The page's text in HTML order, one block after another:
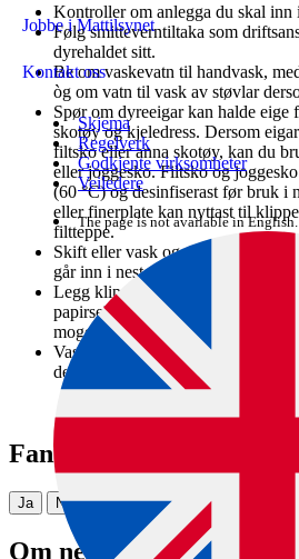
Jobbe i Mattilsynet
Kontakt oss
Skjema
Regelverk
Godkjente virksomheter
Veiledere
The page is not available in English.
Kontroller om anlegga du skal inn
Følg smitteverntiltaka som
dyrehaldet sitt.
Be om vaskevatn til handvask,
òg om vatn til vask av støvlar
Spør om dyreeigar kan halde eige
skotøy og kjeledress. Dersom
filtsko eller anna skotøy, kan du
eller joggesko. Filtsko og
(60 °C) og desinfiserast før bruk i
eller finerplate kan nyttast til
filtteppe.
Skift eller vask og desinfiser
går inn i neste fjøs.
Legg klippeutstyret på eit reint
papirsekk (vrengt) eller liknande,
mogeleg i kontakt med urin og
Vask alt utstyr grundig før
desinfeksjonsmiddelet skal ha
Fann du det du leita etter?
Ja Nei
Om nettstedet